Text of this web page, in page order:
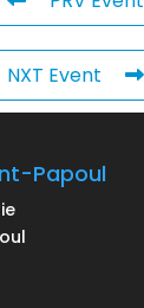
NXT Event
Papoul